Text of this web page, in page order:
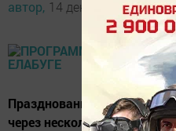
автор, 14 декабря 2013 -
Празднование Нового года
через несколько дней.